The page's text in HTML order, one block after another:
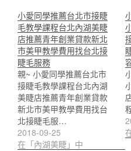
小愛同學推薦台北市接睫
毛教學課程台北內湖美睫
店推薦青年創業貸款新北
市美甲教學費用找台北接
睫毛服務
親~ 小愛同學推薦台北市
接睫毛教學課程台北內湖
美睫店推薦青年創業貸款
新北市美甲教學費用找台
北接睫毛服…
2018-09-25
在「內湖美睫」中